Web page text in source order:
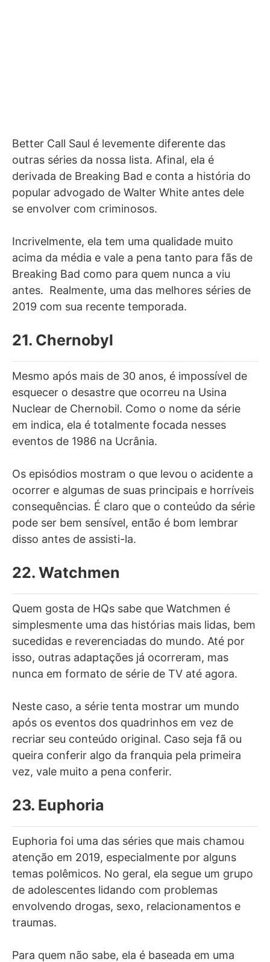
Better Call Saul é levemente diferente das
outras séries da nossa lista. Afinal, ela é
derivada de Breaking Bad e conta a história do
popular advogado de Walter White antes dele
se envolver com criminosos.
Incrivelmente, ela tem uma qualidade muito
acima da média e vale a pena tanto para fãs de
Breaking Bad como para quem nunca a viu
antes. Realmente, uma das melhores séries de
2019 com sua recente temporada.
21. Chernobyl
Mesmo após mais de 30 anos, é impossível de
esquecer o desastre que ocorreu na Usina
Nuclear de Chernobil. Como o nome da série
em indica, ela é totalmente focada nesses
eventos de 1986 na Ucrânia.
Os episódios mostram o que levou o acidente a
ocorrer e algumas de suas principais e horríveis
consequências. É claro que o conteúdo da série
pode ser bem sensível, então é bom lembrar
disso antes de assisti-la.
22. Watchmen
Quem gosta de HQs sabe que Watchmen é
simplesmente uma das histórias mais lidas, bem
sucedidas e reverenciadas do mundo. Até por
isso, outras adaptações já ocorreram, mas
nunca em formato de série de TV até agora.
Neste caso, a série tenta mostrar um mundo
após os eventos dos quadrinhos em vez de
recriar seu conteúdo original. Caso seja fã ou
queira conferir algo da franquia pela primeira
vez, vale muito a pena conferir.
23. Euphoria
Euphoria foi uma das séries que mais chamou
atenção em 2019, especialmente por alguns
temas polêmicos. No geral, ela segue um grupo
de adolescentes lidando com problemas
envolvendo drogas, sexo, relacionamentos e
traumas.
Para quem não sabe, ela é baseada em uma